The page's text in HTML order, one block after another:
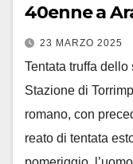
40enne a
23 MARZO 2025
Tentata truffa
Stazione di
romano, con
reato di tentata